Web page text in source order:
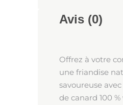
Avis (0)
Offrez à votre
une friandise
savoureuse
de canard 100